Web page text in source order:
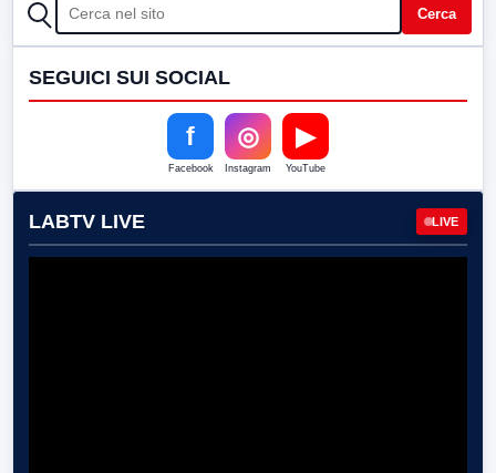
CERCA Cerca
SEGUICI SUI SOCIAL
f
Facebook
◎
Instagram
▶
YouTube
LABTV LIVE LIVE